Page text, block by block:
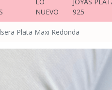
NUEVO
925
Plata Maxi Redonda